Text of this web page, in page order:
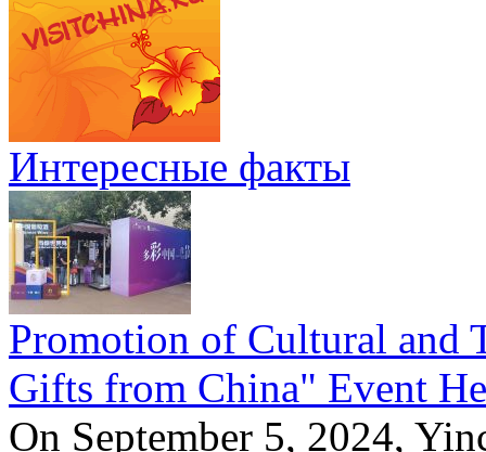
Интересные факты
Promotion of Cultural and
Gifts from China" Event
On September 5, 2024,